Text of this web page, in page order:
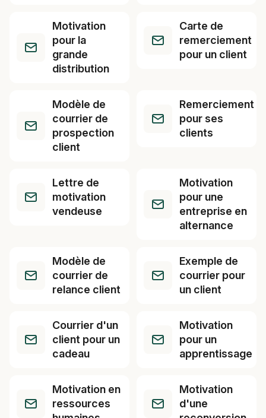
Motivation
pour la
grande
distribution
Carte de
remerciement
pour un client
Modèle de
courrier de
prospection
client
Remerciement
pour ses
clients
Lettre de
motivation
vendeuse
Motivation
pour une
entreprise en
alternance
Modèle de
courrier de
relance client
Exemple de
courrier pour
un client
Courrier d'un
client pour un
cadeau
Motivation
pour un
apprentissage
Motivation en
ressources
Motivation
d'une